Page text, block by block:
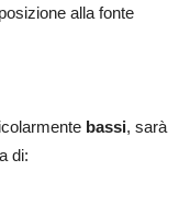
alla fonte
bassi, sarà
di: